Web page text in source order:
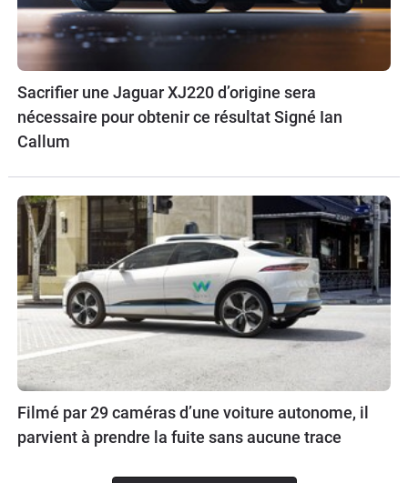
Sacrifier une Jaguar XJ220 d’origine sera
nécessaire pour obtenir ce résultat Signé Ian
Callum
Filmé par 29 caméras d’une voiture autonome, il
parvient à prendre la fuite sans aucune trace